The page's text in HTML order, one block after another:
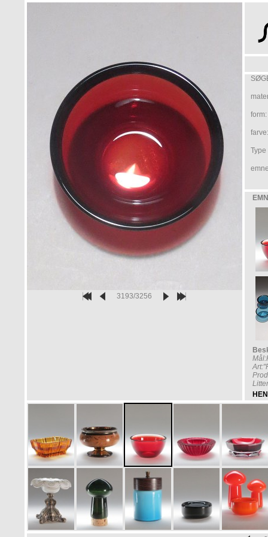
3193/3256
form:
farve:
Type